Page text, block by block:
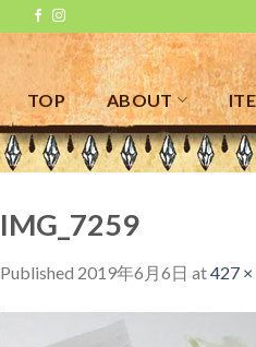
TOP ABOUT
IMG_7259
Published 2019年6月6日 at427